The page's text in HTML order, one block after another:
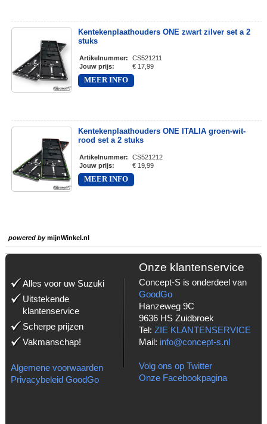
Kentekenplaathouders ONE zwart zilver set a 2
stuks
Artikelnummer:
CS521211
Jouw prijs: € 17,99
MEER INFO
Kentekenplaathouders ONE ITALIA groen-wit-
rood set a 2 stuks
Artikelnummer:
CS521212
Jouw prijs: € 19,99
MEER INFO
powered bymijnWinkel.nl
Alles voor uw Suzuki
Uitstekende
klantenservice
Scherpe prijzen
Vakmanschap!
Algemene voorwaarden
Privacybeleid GoodGo
Onze klantenservice
Concept-S is onderdeel van
GoodGo
Hanzeweg 9C
9636 HS Zuidbroek
Tel: ZIE KLANTENSERVICE
Mail: info@concept-s.nl
Volg ons op Twitter
Onze Facebookpagina